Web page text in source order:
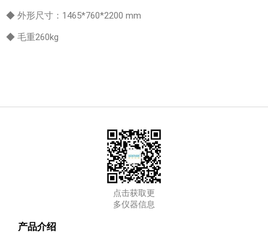
◆ 外形尺寸：1465*760*2200 mm
◆ 毛重260kg
点击获取更
多仪器信息
产品介绍